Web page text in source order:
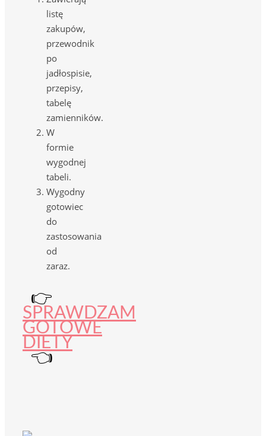
listę
zakupów,
przewodnik
po
jadłospisie,
przepisy,
tabelę
zamienników.
W
formie
wygodnej
tabeli.
Wygodny
gotowiec
do
zastosowania
od
zaraz.
👉
SPRAWDZAM
GOTOWE
DIETY
👈